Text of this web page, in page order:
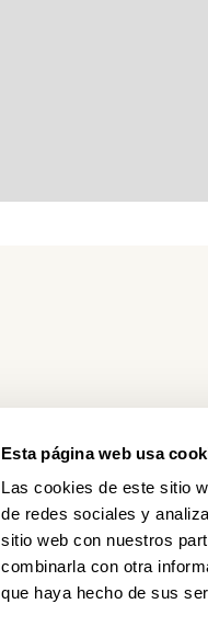
Esta página web usa
Las cookies de este sitio
de redes sociales y
sitio web con nuestros
combinarla con otra
que haya hecho de sus